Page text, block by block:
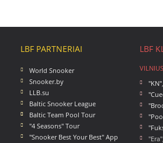
LBF PARTNERIAI
World Snooker
Snooker.by
LLB.su
Baltic Snooker League
Baltic Team Pool Tour
"4 Seasons" Tour
"Snooker Best Your Best" App
LBF
VILNIUS
"KN",
"Era",